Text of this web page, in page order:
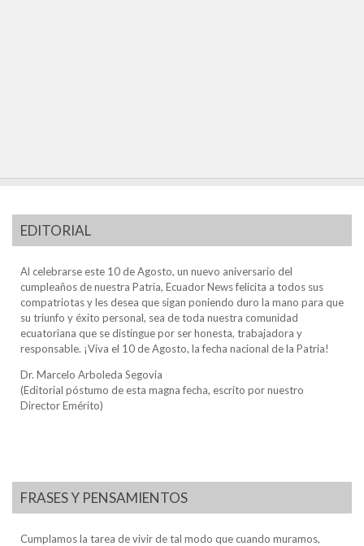
EDITORIAL
Al celebrarse este 10 de Agosto, un nuevo aniversario del
cumpleaños de nuestra Patria, Ecuador News felicita a todos sus
compatriotas y les desea que sigan poniendo duro la mano para que
su triunfo y éxito personal, sea de toda nuestra comunidad
ecuatoriana que se distingue por ser honesta, trabajadora y
responsable. ¡Viva el 10 de Agosto, la fecha nacional de la Patria!
Dr. Marcelo Arboleda Segovia
(Editorial póstumo de esta magna fecha, escrito por nuestro
Director Emérito)
FRASES Y PENSAMIENTOS
Cumplamos la tarea de vivir de tal modo que cuando muramos,